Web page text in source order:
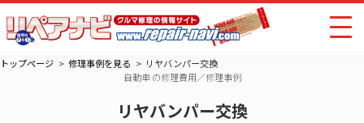
トップページ 修理事例を見る
リヤバンパー交換
自動車 の修理費用／修理事例
リヤバンパー交換